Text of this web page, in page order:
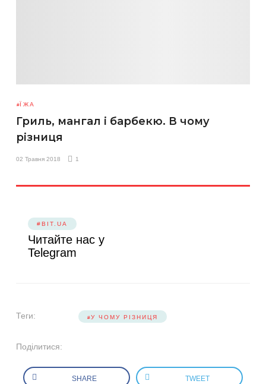
ЇЖА
Гриль, мангал і барбекю. В чому
різниця
02 Травня 2018 1
#BIT.UA
Читайте нас у
Telegram
Теги: У ЧОМУ РІЗНИЦЯ
Поділитися:
SHARE TWEET